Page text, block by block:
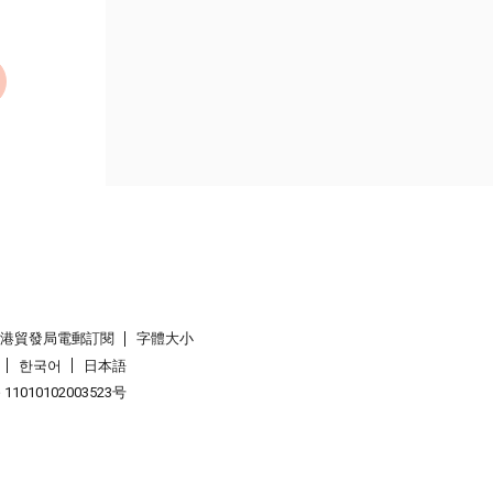
貿發局電郵訂閱
字體大小
한국어
日本語
号